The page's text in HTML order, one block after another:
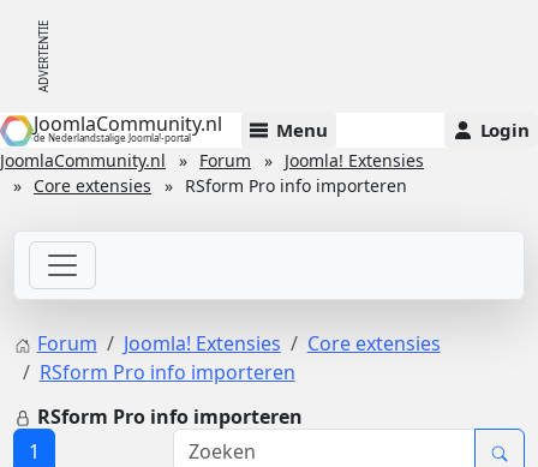
JoomlaCommunity.nl
de Nederlandstalige Joomla!-portal Menu Login
JoomlaCommunity.nl Forum
Joomla! Extensies
Core extensies
RSform Pro info importeren
Forum Joomla! Extensies
Core extensies
RSform Pro info importeren
RSform Pro info importeren
1